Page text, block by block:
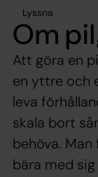
Lyssna
Om
Att göra en
en yttre och
leva
skala bort
behöva.
bära med